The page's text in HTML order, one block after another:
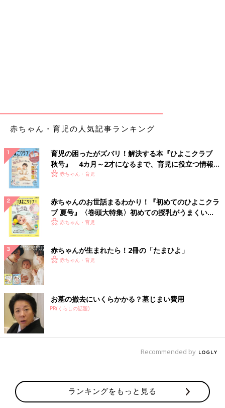
赤ちゃん・育児の人気記事ランキング
育児の困ったがズバリ！解決する本『ひよこクラブ
秋号』 4カ月～2才になるまで、育児に役立つ情報が
いっぱい！
赤ちゃん・育児
赤ちゃんのお世話まるわかり！『初めてのひよこクラ
ブ 夏号』〈巻頭大特集〉初めての授乳がうまくい
く！ おっぱい・ミルクの基本と夏のトラブル 解決テ
赤ちゃん・育児
赤ちゃんが生まれたら！2冊の「たまひよ」
赤ちゃん・育児
お墓の撤去にいくらかかる？墓じまい費用
PR(くらしの話題)
Recommended by
ランキングをもっと見る